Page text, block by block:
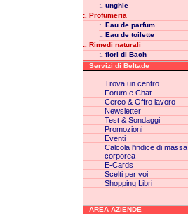
:. unghie
:. Profumeria
:. Eau de parfum
:. Eau de toilette
:. Rimedi naturali
:. fiori di Bach
Servizi di Beltade
Trova un centro
Forum e Chat
Cerco & Offro lavoro
Newsletter
Test & Sondaggi
Promozioni
Eventi
Calcola l'indice di massa
corporea
E-Cards
Scelti per voi
Shopping Libri
AREA AZIENDE